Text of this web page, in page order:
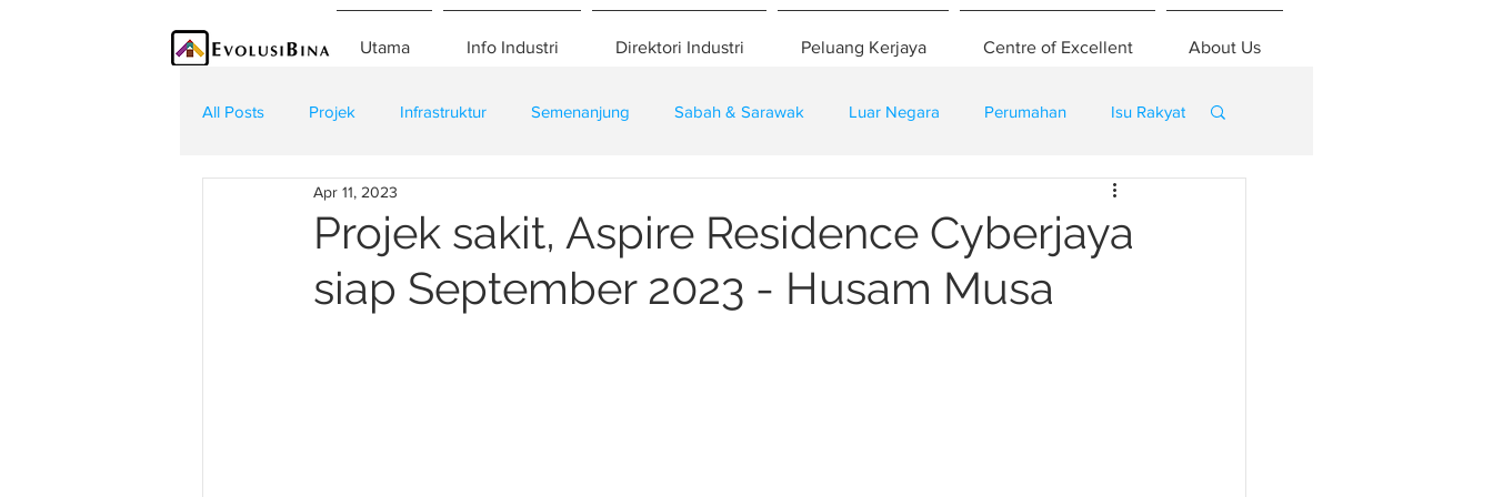
Utama Info Industri Direktori Industri Peluang Kerjaya Centre of Excellent About Us
All Posts Projek Infrastruktur Semenanjung Sabah & Sarawak Luar Negara Perumahan Isu Rakyat
Teknologi Kontraktor
Projek sakit, Aspire Residence Cyberjaya
siap September 2023 - Husam Musa
Apr 11, 2023